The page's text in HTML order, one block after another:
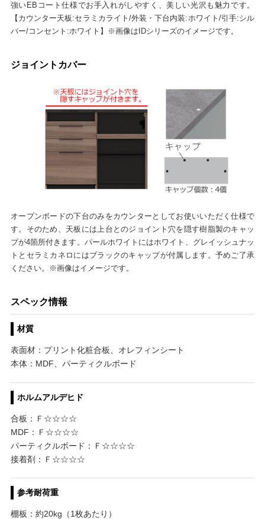
強いEBコート仕様でお手入れがしやすく、美しい光沢も魅力です。
【カウンター天板:セラミカライト/外装・下台内装:ホワイト/引手:シル
バー/コンセント:ホワイト】※画像はIDシリーズのイメージです。
ジョイントカバー
オープンボードの下台のみをカウンターとしてお使いいただく仕様で
す。そのため、天板には上台とのジョイント穴を隠す樹脂製のキャッ
プが4箇所付きます。パールホワイトにはホワイト、グレイッシュナッ
トとセラミカネロにはブラックのキャップが付属します。予めご了承
ください。※画像はイメージです。
スペック情報
材質
表面材：プリント化粧合板、オレフィンシート
本体：MDF、パーティクルボード
ホルムアルデヒド
合板：Ｆ☆☆☆☆
MDF：Ｆ☆☆☆☆
パーティクルボード：Ｆ☆☆☆☆
接着剤：Ｆ☆☆☆☆
参考耐荷重
棚板：約20kg（1枚あたり）